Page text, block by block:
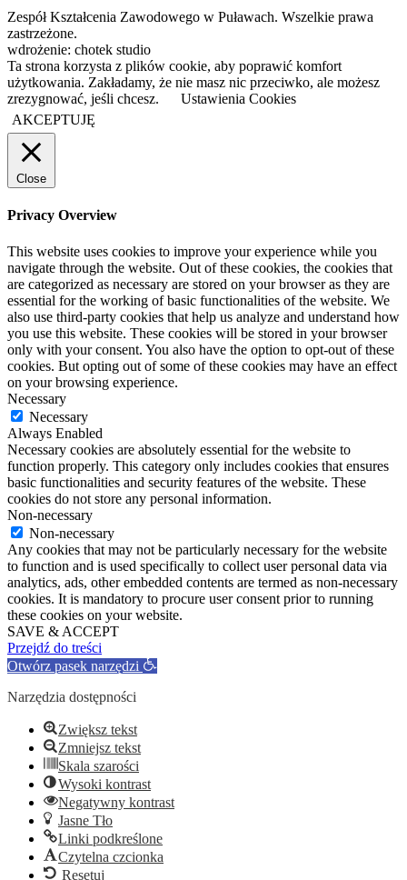
Zespół Kształcenia Zawodowego w Puławach. Wszelkie prawa
zastrzeżone.
wdrożenie: chotek studio
Ta strona korzysta z plików cookie, aby poprawić komfort
użytkowania. Zakładamy, że nie masz nic przeciwko, ale możesz
zrezygnować, jeśli chcesz.
Ustawienia Cookies
AKCEPTUJĘ
Close
Privacy Overview
This website uses cookies to improve your experience while you
navigate through the website. Out of these cookies, the cookies that
are categorized as necessary are stored on your browser as they are
essential for the working of basic functionalities of the website. We
also use third-party cookies that help us analyze and understand how
you use this website. These cookies will be stored in your browser
only with your consent. You also have the option to opt-out of these
cookies. But opting out of some of these cookies may have an effect
on your browsing experience.
Necessary
Necessary
Always Enabled
Necessary cookies are absolutely essential for the website to
function properly. This category only includes cookies that ensures
basic functionalities and security features of the website. These
cookies do not store any personal information.
Non-necessary
Non-necessary
Any cookies that may not be particularly necessary for the website
to function and is used specifically to collect user personal data via
analytics, ads, other embedded contents are termed as non-necessary
cookies. It is mandatory to procure user consent prior to running
these cookies on your website.
SAVE & ACCEPT
Przejdź do treści
Otwórz pasek narzędzi
Narzędzia dostępności
Zwiększ tekst
Zmniejsz tekst
Skala szarości
Wysoki kontrast
Negatywny kontrast
Jasne Tło
Linki podkreślone
Czytelna czcionka
Resetuj